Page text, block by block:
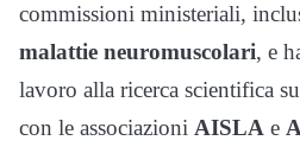
commissioni ministeriali,
malattie neuromuscolari, e
lavoro alla ricerca scientifica
con le associazioni AISLA e